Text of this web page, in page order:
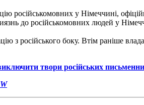
російськомовних у Німеччині,
до російськомовних людей у
з російського боку. Втім раніше
твори російських